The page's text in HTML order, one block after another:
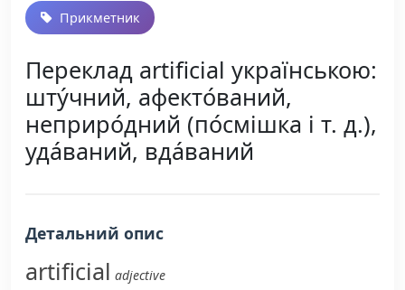
Прикметник
Переклад artificial українською:
шту́чний, афекто́ваний,
неприро́дний (по́смішка і т. д.),
уда́ваний, вда́ваний
Детальний опис
artificial adjective